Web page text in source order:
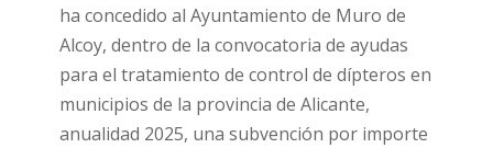
ha concedido al Ayuntamiento de Muro de
Alcoy, dentro de la convocatoria de ayudas
para el tratamiento de control de dípteros en
municipios de la provincia de Alicante,
anualidad 2025, una subvención por importe